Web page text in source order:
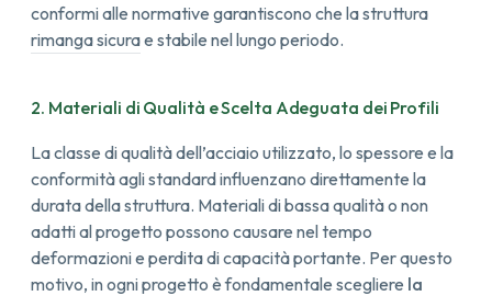
conformi alle normative garantiscono che la struttura
rimanga sicura e stabile nel lungo periodo.
2. Materiali di Qualità e Scelta Adeguata dei Profili
La classe di qualità dell’acciaio utilizzato, lo spessore e la
conformità agli standard influenzano direttamente la
durata della struttura. Materiali di bassa qualità o non
adatti al progetto possono causare nel tempo
deformazioni e perdita di capacità portante. Per questo
motivo, in ogni progetto è fondamentale scegliere la